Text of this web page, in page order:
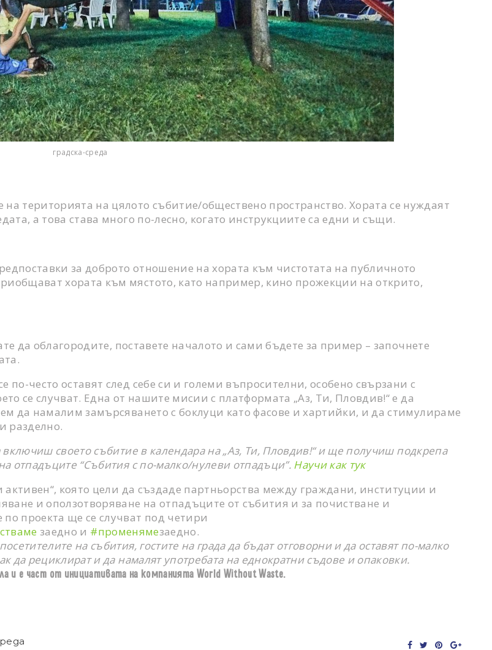
градска-среда
територията на цялото събитие/обществено пространство. Хората се нуждаят
а това става много по-лесно, когато инструкциите са едни и същи.
за доброто отношение на хората към чистотата на публичното
хората към мястото, като например, кино прожекции на открито,
да облагородите, поставете началото и сами бъдете за пример – започнете
често оставят след себе си и големи въпросителни, особено свързани с
се случват. Една от нашите мисии с платформата „Аз, Ти, Пловдив!“ е да
да намалим замърсяването с боклуци като фасове и хартийки, и да стимулираме
разделно.
своето събитие в календара на „Аз, Ти, Пловдив!“ и ще получиш подкрепа
отпадъците “Събития с по-малко/нулеви отпадъци”. Научи как тук
която цели да създаде партньорства между граждани, институции и
и оползотворяване на отпадъците от събития и за почистване и
проекта ще се случват под четири
заедно и #променямезаедно.
на събития, гостите на града да бъдат отговорни и да оставят по-малко
да рециклират и да намалят употребата на еднократни съдове и опаковки.
и е част от инициативата на компанията World Without Waste.
FacebookTwitterPinterestGoogle+